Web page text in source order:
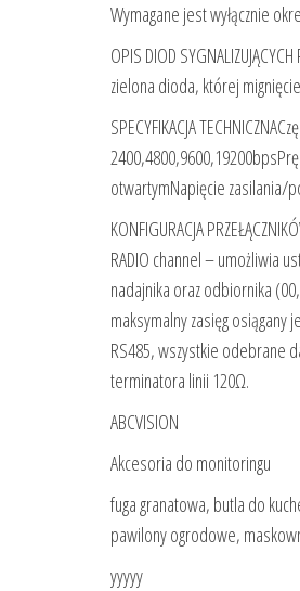
Wymagane jest wyłącznie
OPIS DIOD
zielona dioda, której
SPECYFIKACJA
otwartymNapięcie zasilania/
KONFIGURACJA
RADIO channel – umożliwia
nadajnika oraz odbiornika
maksymalny zasięg
RS485, wszystkie odebrane
terminatora linii 120Ω.
ABCVISION
Akcesoria do monitoringu
fuga granatowa, butla do
pawilony ogrodowe,
yyyyy